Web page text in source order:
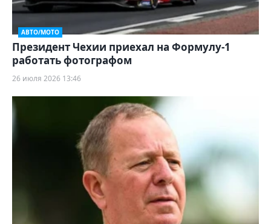
АВТО/МОТО
Президент Чехии приехал на Формулу-1
работать фотографом
26 июля 2026 13:46